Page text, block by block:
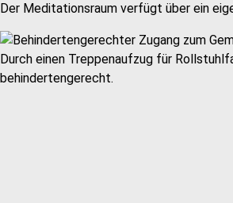
Der Meditationsraum verfügt über ein
Durch einen Treppenaufzug für
behindertengerecht.